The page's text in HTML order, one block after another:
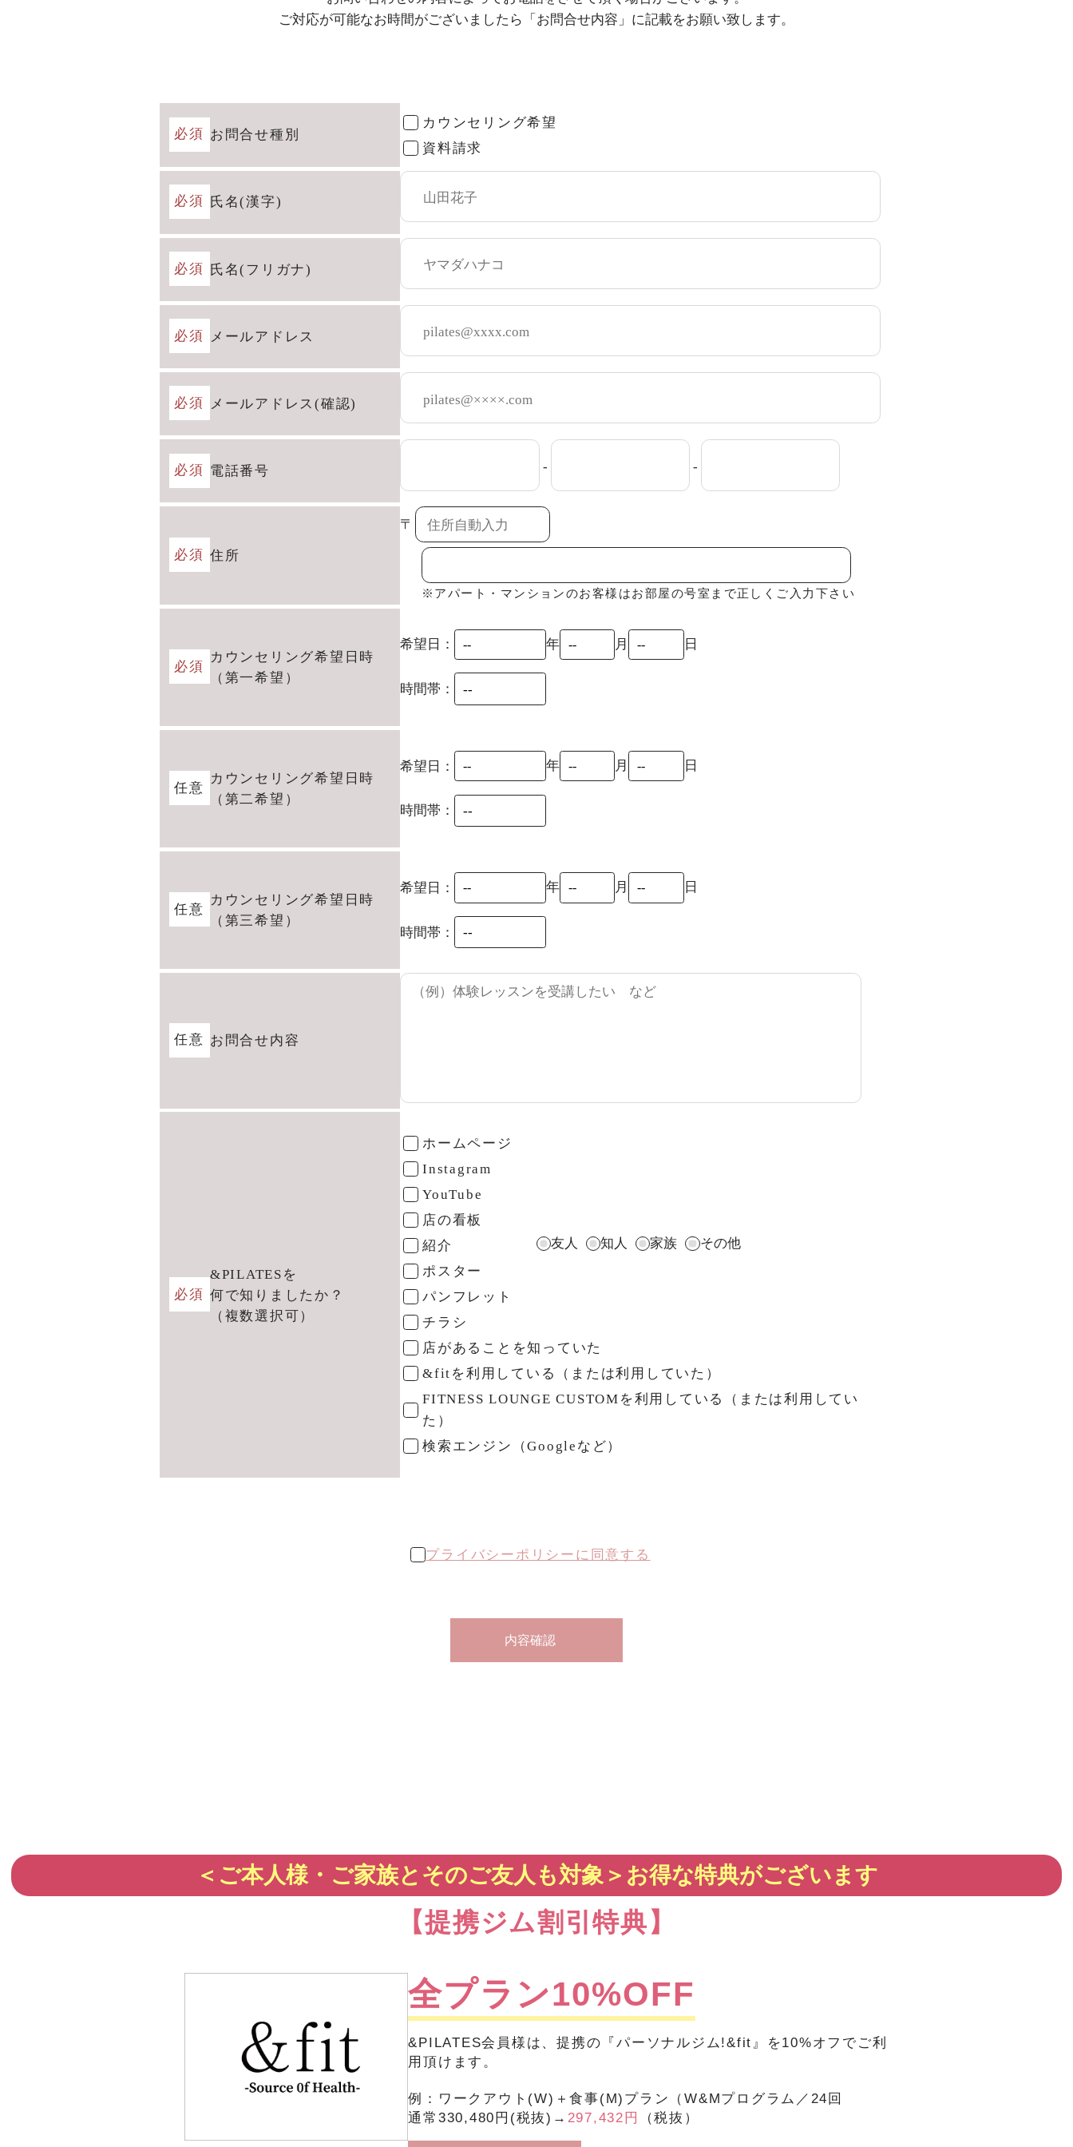
ご対応が可能なお時間がございましたら 「お問合せ内容」に記載をお願い致します。
必須 お問合せ種別
カウンセリング希望
資料請求
必須 氏名(漢字)
必須 氏名(フリガナ)
必須 メールアドレス
必須 メールアドレス(確認)
必須 電話番号 - -
必須 住所
〒
※アパート・マンションのお客様はお部屋の号室まで正しくご入力下さい
必須
カウンセリング希望日時
（第一希望）
希望日： 年 月 日
時間帯：
任意
カウンセリング希望日時
（第二希望）
希望日： 年 月 日
時間帯：
任意
カウンセリング希望日時
（第三希望）
希望日： 年 月 日
時間帯：
任意 お問合せ内容
必須
&PILATESを
何で知りましたか？
（複数選択可）
ホームページ
Instagram
YouTube
店の看板
紹介
ポスター
パンフレット
チラシ
店があることを知っていた
&fitを利用している（または利用していた）
FITNESS LOUNGE CUSTOMを利用している（または利用してい
た）
検索エンジン（Googleなど）
友人 知人 家族 その他
プライバシーポリシーに同意する
＜ご本人様・ご家族とそのご友人も対象＞ お得な特典がございます
【提携ジム割引特典】
全プラン10%OFF
&PILATES会員様は、提携の『パーソナルジム!&fit』を10%オフでご利
用頂けます。
例：ワークアウト(W)＋食事(M)プラン（W&Mプログラム／24回
通常330,480円(税抜)→ 297,432円 （税抜）